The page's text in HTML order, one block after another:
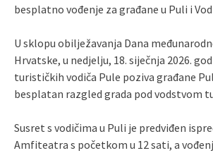
besplatno vođenje za građane u Puli i
U sklopu obilježavanja Dana
Hrvatske, u nedjelju, 18. siječnja 2026.
turističkih vodiča Pule poziva građane
besplatan razgled grada pod vodstvom
Susret s vodičima u Puli je predviđen
Amfiteatra s početkom u 12 sati, a